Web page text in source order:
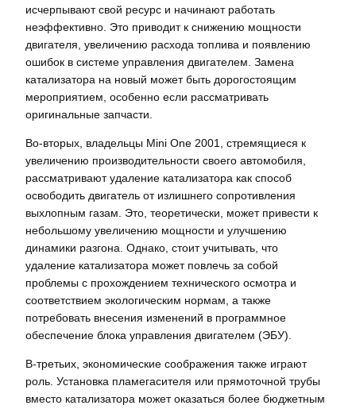
исчерпывают свой ресурс и начинают работать
неэффективно. Это приводит к снижению мощности
двигателя, увеличению расхода топлива и появлению
ошибок в системе управления двигателем. Замена
катализатора на новый может быть дорогостоящим
мероприятием, особенно если рассматривать
оригинальные запчасти.
Во-вторых, владельцы Mini One 2001, стремящиеся к
увеличению производительности своего автомобиля,
рассматривают удаление катализатора как способ
освободить двигатель от излишнего сопротивления
выхлопным газам. Это, теоретически, может привести к
небольшому увеличению мощности и улучшению
динамики разгона. Однако, стоит учитывать, что
удаление катализатора может повлечь за собой
проблемы с прохождением технического осмотра и
соответствием экологическим нормам, а также
потребовать внесения изменений в программное
обеспечение блока управления двигателем (ЭБУ).
В-третьих, экономические соображения также играют
роль. Установка пламегасителя или прямоточной трубы
вместо катализатора может оказаться более бюджетным